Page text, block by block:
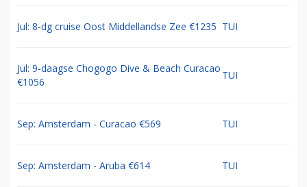
Jul: 8-dg cruise Oost Middellandse Zee €1235 TUI
Jul: 9-daagse Chogogo Dive & Beach Curacao
€1056
TUI
Sep: Amsterdam - Curacao €569 TUI
Sep: Amsterdam - Aruba €614 TUI